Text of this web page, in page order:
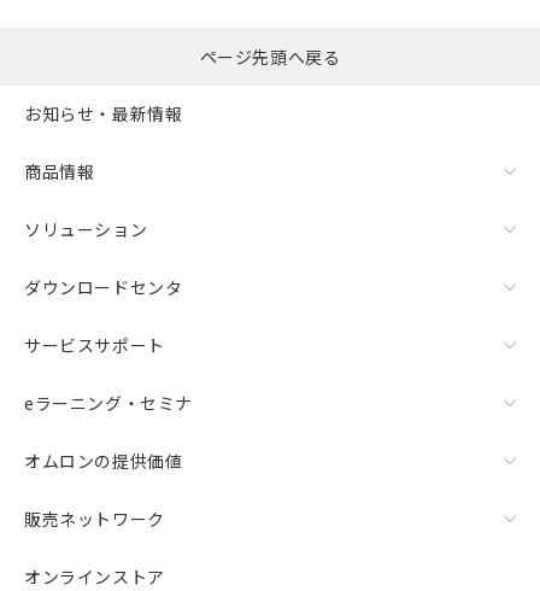
ページ先頭へ戻る
お知らせ・最新情報
商品情報
ソリューション
ダウンロードセンタ
サービスサポート
eラーニング・セミナ
オムロンの提供価値
販売ネットワーク
オンラインストア